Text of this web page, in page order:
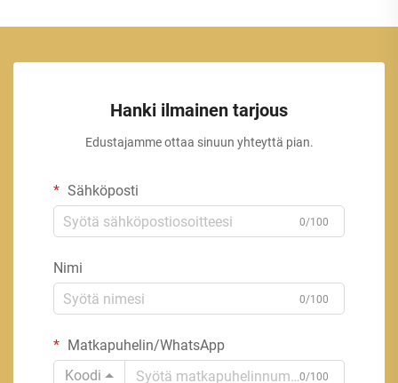
Hanki ilmainen tarjous
Edustajamme ottaa sinuun yhteyttä pian.
Sähköposti
0/100
Nimi
0/100
Matkapuhelin/WhatsApp
Koodi
0/100